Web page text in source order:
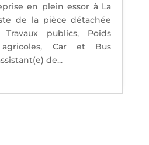
en plein essor à La
de la pièce détachée
publics, Poids
Car et Bus
de...